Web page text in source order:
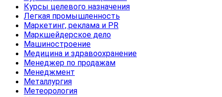
Курсы целевого назначения
Легкая промышленность
Маркетинг, реклама и PR
Маркшейдерское дело
Машиностроение
Медицина и здравоохранение
Менеджер по продажам
Менеджмент
Металлургия
Метеорология